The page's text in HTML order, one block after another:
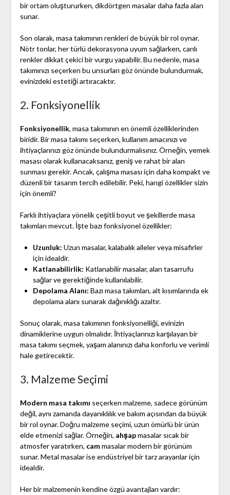
bir ortam oluştururken, dikdörtgen masalar daha fazla alan
sunar.
Son olarak, masa takımının renkleri de büyük bir rol oynar.
Nötr tonlar, her türlü dekorasyona uyum sağlarken, canlı
renkler dikkat çekici bir vurgu yapabilir. Bu nedenle, masa
takımınızı seçerken bu unsurları göz önünde bulundurmak,
evinizdeki estetiği artıracaktır.
2. Fonksiyonellik
Fonksiyonellik, masa takımının en önemli özelliklerinden
biridir. Bir masa takımı seçerken, kullanım amacınızı ve
ihtiyaçlarınızı göz önünde bulundurmalısınız. Örneğin, yemek
masası olarak kullanacaksanız, geniş ve rahat bir alan
sunması gerekir. Ancak, çalışma masası için daha kompakt ve
düzenli bir tasarım tercih edilebilir. Peki, hangi özellikler sizin
için önemli?
Farklı ihtiyaçlara yönelik çeşitli boyut ve şekillerde masa
takımları mevcut. İşte bazı fonksiyonel özellikler:
Uzunluk: Uzun masalar, kalabalık aileler veya misafirler
için idealdir.
Katlanabilirlik: Katlanabilir masalar, alan tasarrufu
sağlar ve gerektiğinde kullanılabilir.
Depolama Alanı: Bazı masa takımları, alt kısımlarında ek
depolama alanı sunarak dağınıklığı azaltır.
Sonuç olarak, masa takımının fonksiyonelliği, evinizin
dinamiklerine uygun olmalıdır. İhtiyaçlarınızı karşılayan bir
masa takımı seçmek, yaşam alanınızı daha konforlu ve verimli
hale getirecektir.
3. Malzeme Seçimi
Modern masa takımı seçerken malzeme, sadece görünüm
değil, aynı zamanda dayanıklılık ve bakım açısından da büyük
bir rol oynar. Doğru malzeme seçimi, uzun ömürlü bir ürün
elde etmenizi sağlar. Örneğin, ahşapmasalar sıcak bir
atmosfer yaratırken, cammasalar modern bir görünüm
sunar. Metal masalar ise endüstriyel bir tarz arayanlar için
idealdir.
Her bir malzemenin kendine özgü avantajları vardır: